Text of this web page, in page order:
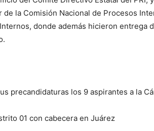
la Comisión Nacional de Procesos
donde además hicieron entrega
precandidaturas los 9 aspirantes a la
01 con cabecera en Juárez